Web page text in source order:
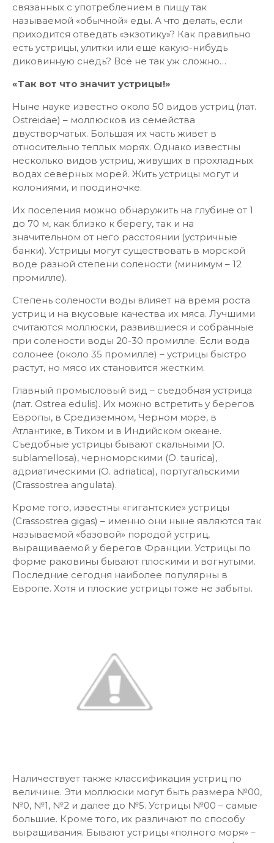
связанных с употреблением в пищу так
называемой «обычной» еды. А что делать, если
приходится отведать «экзотику»? Как правильно
есть устрицы, улитки или еще какую-нибудь
диковинную снедь? Всё не так уж сложно…
«Так вот что значит устрицы!»
Ныне науке известно около 50 видов устриц (лат.
Ostreidae) – моллюсков из семейства
двустворчатых. Большая их часть живет в
относительно теплых морях. Однако известны
несколько видов устриц, живущих в прохладных
водах северных морей. Жить устрицы могут и
колониями, и поодиночке.
Их поселения можно обнаружить на глубине от 1
до 70 м, как близко к берегу, так и на
значительном от него расстоянии (устричные
банки). Устрицы могут существовать в морской
воде разной степени солености (минимум – 12
промилле).
Степень солености воды влияет на время роста
устриц и на вкусовые качества их мяса. Лучшими
считаются моллюски, развившиеся и собранные
при солености воды 20-30 промилле. Если вода
солонее (около 35 промилле) – устрицы быстро
растут, но мясо их становится жестким.
Главный промысловый вид – съедобная устрица
(лат. Ostrea edulis). Их можно встретить у берегов
Европы, в Средиземном, Черном море, в
Атлантике, в Тихом и в Индийском океане.
Съедобные устрицы бывают скальными (О.
sublamellosa), черноморскими (О. taurica),
адриатическими (О. adriatica), португальскими
(Crassostrea angulata).
Кроме того, известны «гигантские» устрицы
(Crassostrea gigas) – именно они ныне являются так
называемой «базовой» породой устриц,
выращиваемой у берегов Франции. Устрицы по
форме раковины бывают плоскими и вогнутыми.
Последние сегодня наиболее популярны в
Европе. Хотя и плоские устрицы тоже не забыты.
Наличествует также классификация устриц по
величине. Эти моллюски могут быть размера №00,
№0, №1, №2 и далее до №5. Устрицы №00 – самые
большие. Кроме того, их различают по способу
выращивания. Бывают устрицы «полного моря» –